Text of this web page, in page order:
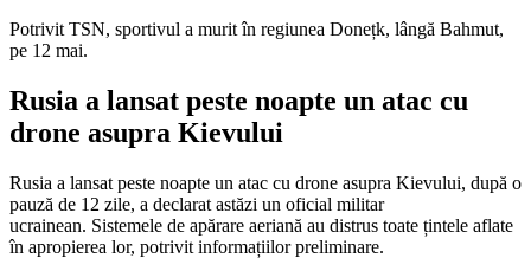
Potrivit TSN, sportivul a murit în regiunea Donețk, lângă Bahmut,
pe 12 mai.
Rusia a lansat peste noapte un atac cu
drone asupra Kievului
Rusia a lansat peste noapte un atac cu drone asupra Kievului, după o
pauză de 12 zile, a declarat astăzi un oficial militar
ucrainean. Sistemele de apărare aeriană au distrus toate țintele aflate
în apropierea lor, potrivit informațiilor preliminare.